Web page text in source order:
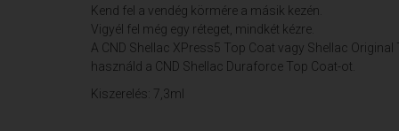
Kend fel a vendég körmére a másik kezén.
Vigyél fel még egy réteget, mindkét kézre.
A CND Shellac XPress5 Top Coat vagy Shellac
használd a CND Shellac Duraforce Top Coat-ot.
Kiszerelés: 7,3ml